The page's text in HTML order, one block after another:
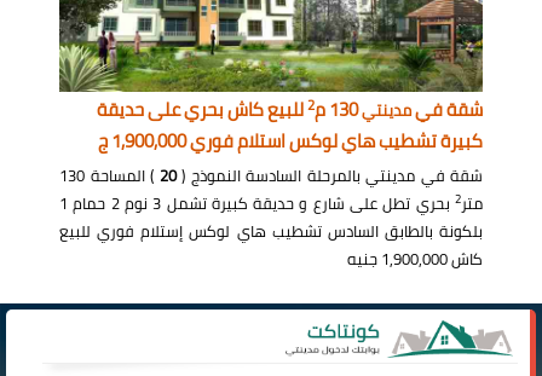
شقة فيمدينتي130 م 2للبيع كاش بحري على حديقة
كبيرة تشطيب هاي لوكس استلام فوري 1,900,000 ج
شقة في مدينتي بالمرحلة السادسة النموذج (20
) المساحة 130
متر2
بحري تطل على شارع و حديقة كبيرة تشمل 3 نوم 2 حمام 1
بلكونة بالطابق السادس تشطيب هاي لوكس إستلام فوري للبيع
كاش 1,900,000 جنيه